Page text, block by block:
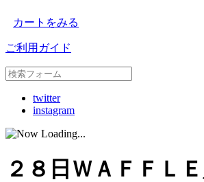
カートをみる
ご利用ガイド
twitter
instagram
２８日ＷＡＦＦＬＥ